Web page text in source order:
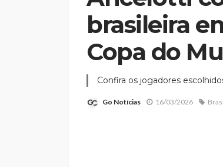
brasileira
Copa do
Confira os jogadores
Go Notícias 16/03/2026